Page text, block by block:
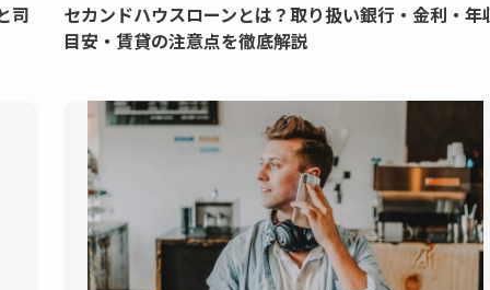
司
セカンドハウスローンとは？取り扱い銀行・金利・年
目安・賃貸の注意点を徹底解説